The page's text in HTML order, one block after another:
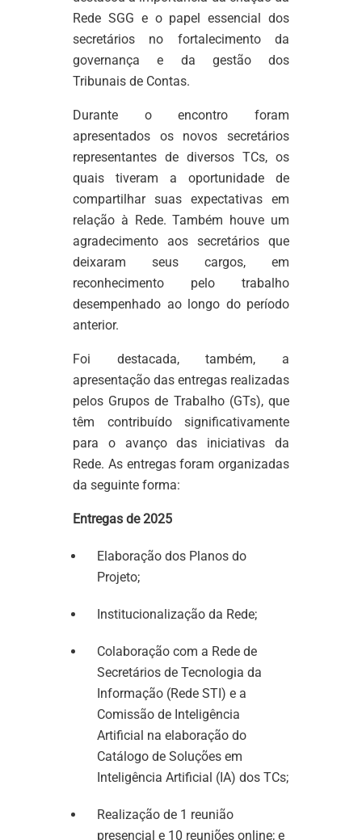
Rede SGG e o papel essencial dos
secretários no fortalecimento da
governança e da gestão dos
Tribunais de Contas.
Durante o encontro foram
apresentados os novos secretários
representantes de diversos TCs, os
quais tiveram a oportunidade de
compartilhar suas expectativas em
relação à Rede. Também houve um
agradecimento aos secretários que
deixaram seus cargos, em
reconhecimento pelo trabalho
desempenhado ao longo do período
anterior.
Foi destacada, também, a
apresentação das entregas realizadas
pelos Grupos de Trabalho (GTs), que
têm contribuído significativamente
para o avanço das iniciativas da
Rede. As entregas foram organizadas
da seguinte forma:
Entregas de 2025
Elaboração dos Planos do
Projeto;
Institucionalização da Rede;
Colaboração com a Rede de
Secretários de Tecnologia da
Informação (Rede STI) e a
Comissão de Inteligência
Artificial na elaboração do
Catálogo de Soluções em
Inteligência Artificial (IA) dos TCs;
Realização de 1 reunião
presencial e 10 reuniões online; e